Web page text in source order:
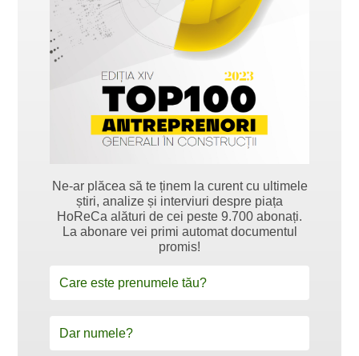
Ne-ar plăcea să te ținem la curent cu ultimele
știri, analize și interviuri despre piața
HoReCa alături de cei peste 9.700 abonați.
La abonare vei primi automat documentul
promis!